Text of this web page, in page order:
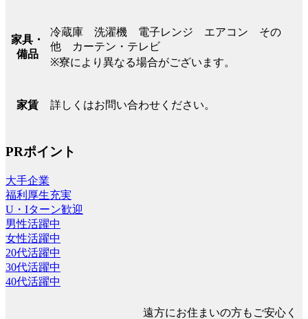
家具・
備品
冷蔵庫 洗濯機 電子レンジ エアコン その
他 カーテン・テレビ
※寮により異なる場合がございます。
家賃 詳しくはお問い合わせください。
PRポイント
大手企業
福利厚生充実
U・Iターン歓迎
男性活躍中
女性活躍中
20代活躍中
30代活躍中
40代活躍中
遠方にお住まいの方もご安心く